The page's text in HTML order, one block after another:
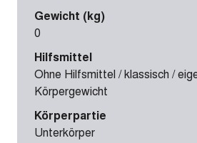
Gewicht (kg)
0
Hilfsmittel
Ohne Hilfsmittel / klassisch /
Körpergewicht
Körperpartie
Unterkörper